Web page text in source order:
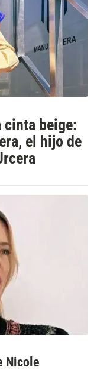
cinta beige:
el hijo de
Nicole